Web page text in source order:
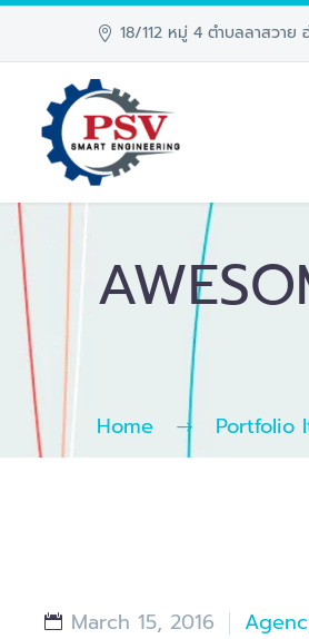
18/112 หมู่ 4 ตำบลลาสวาย
Home Portfolio
March 15, 2016